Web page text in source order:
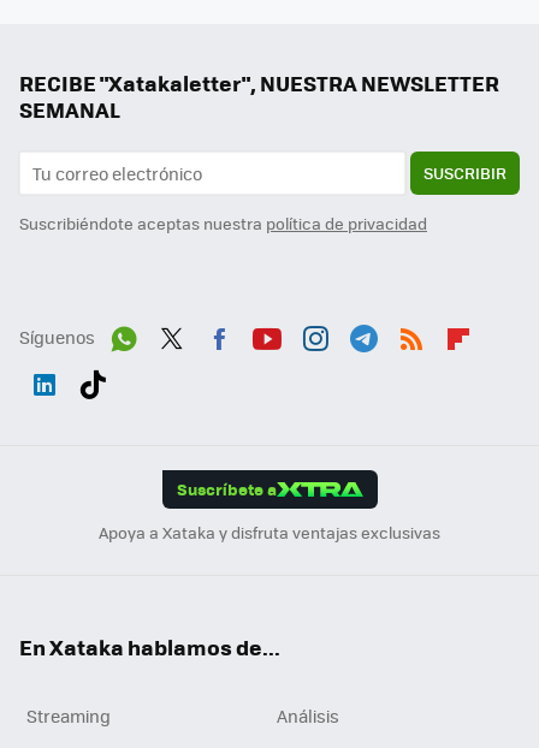
RECIBE "Xatakaletter", NUESTRA NEWSLETTER
SEMANAL
SUSCRIBIR
Suscribiéndote aceptas nuestra política de privacidad
Síguenos
Suscríbete a
Apoya a Xataka y disfruta ventajas exclusivas
En Xataka hablamos de...
Streaming
Análisis